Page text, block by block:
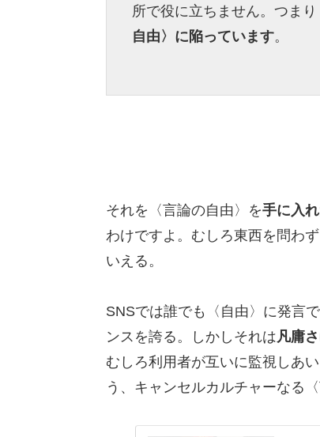
所で役に立ちません。つまり
自由〉に陥っています。
それを〈言論の自由〉を手に入
わけですよ。むしろ東西を問わ
いえる。
SNSでは誰でも〈自由〉に発言
ンスを誇る。しかしそれは 凡庸
むしろ利用者が互いに監視しあ
う、キャンセルカルチャーなる